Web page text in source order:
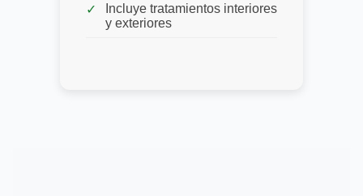
Incluye tratamientos interiores
y exteriores